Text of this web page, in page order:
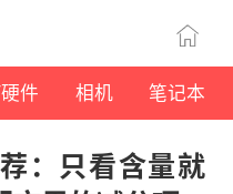
件 相机 笔记本
：只看含量就